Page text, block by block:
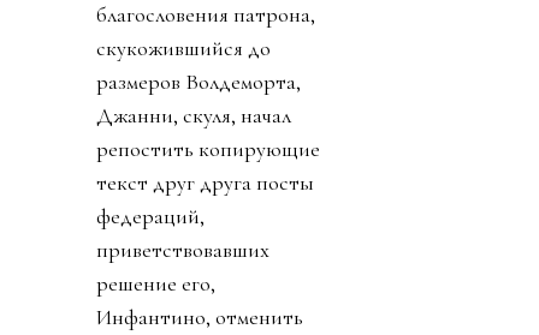
благословения патрона,
скукожившийся до
размеров Волдеморта,
Джанни, скуля, начал
репостить копирующие
текст друг друга посты
федераций,
приветствовавших
решение его,
Инфантино, отменить